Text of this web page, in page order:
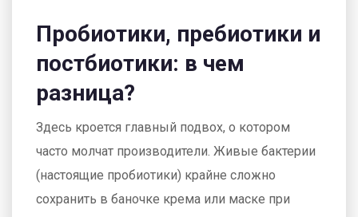
Пробиотики, пребиотики и
постбиотики: в чем
разница?
Здесь кроется главный подвох, о котором
часто молчат производители. Живые бактерии
(настоящие пробиотики) крайне сложно
сохранить в баночке крема или маске при